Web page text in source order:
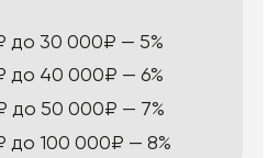
до 30 000₽ — 5%
до 40 000₽ — 6%
до 50 000₽ — 7%
до 100 000₽ — 8%